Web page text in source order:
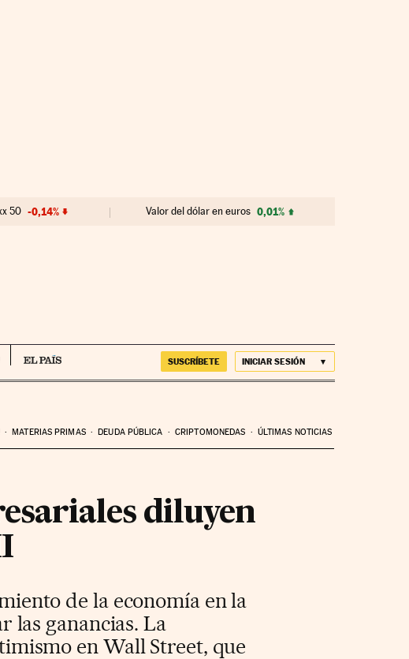
50 -0,14% Valor del dólar en euros 0,01%
SUSCRÍBETE INICIAR SESIÓN
MATERIAS PRIMAS DEUDA PÚBLICA CRIPTOMONEDAS ÚLTIMAS NOTICIAS
diluyen
de la economía en la
las ganancias. La
en Wall Street, que